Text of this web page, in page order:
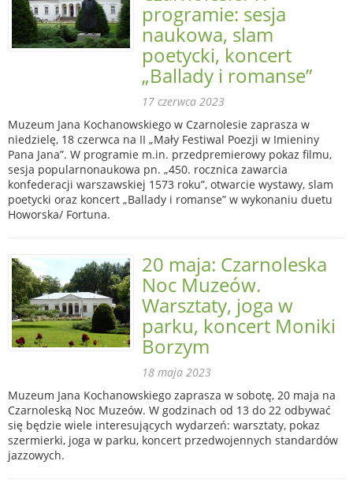
programie: sesja
naukowa, slam
poetycki, koncert
„Ballady i romanse”
17 czerwca 2023
Muzeum Jana Kochanowskiego w Czarnolesie zaprasza w
niedzielę, 18 czerwca na II „Mały Festiwal Poezji w Imieniny
Pana Jana”. W programie m.in. przedpremierowy pokaz filmu,
sesja popularnonaukowa pn. „450. rocznica zawarcia
konfederacji warszawskiej 1573 roku”, otwarcie wystawy, slam
poetycki oraz koncert „Ballady i romanse” w wykonaniu duetu
Howorska/ Fortuna.
20 maja: Czarnoleska
Noc Muzeów.
Warsztaty, joga w
parku, koncert Moniki
Borzym
18 maja 2023
Muzeum Jana Kochanowskiego zaprasza w sobotę, 20 maja na
Czarnoleską Noc Muzeów. W godzinach od 13 do 22 odbywać
się będzie wiele interesujących wydarzeń: warsztaty, pokaz
szermierki, joga w parku, koncert przedwojennych standardów
jazzowych.